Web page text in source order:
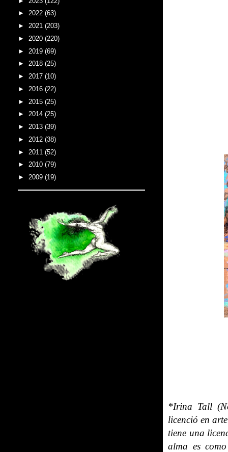
*Irina Tall
licenció en
tiene una
alma es
► 2022 (63)
► 2021 (203)
► 2020 (220)
► 2019 (69)
► 2018 (25)
► 2017 (10)
► 2016 (22)
► 2015 (25)
► 2014 (25)
► 2013 (39)
► 2012 (38)
► 2011 (52)
► 2010 (79)
► 2009 (19)